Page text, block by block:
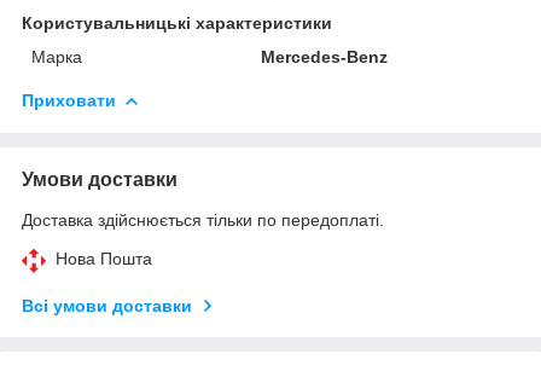
Користувальницькі характеристики
Марка
Mercedes-Benz
Приховати
Умови доставки
Доставка здійснюється тільки по передоплаті.
Нова Пошта
Всі умови доставки